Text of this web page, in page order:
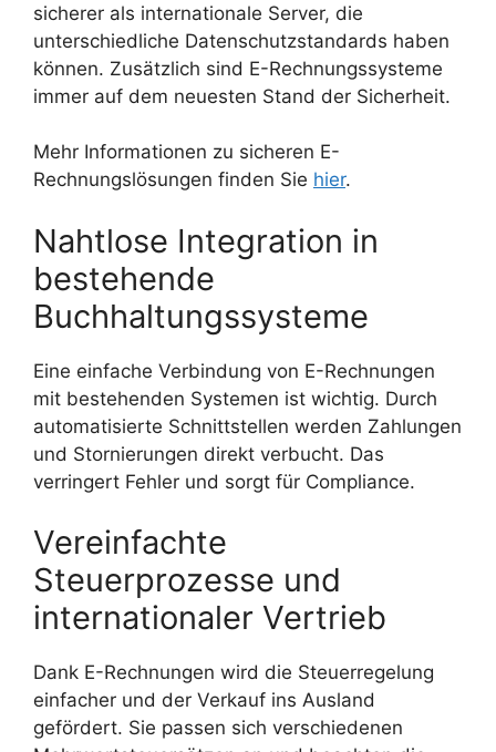
sicherer als internationale Server, die
unterschiedliche Datenschutzstandards haben
können. Zusätzlich sind E-Rechnungssysteme
immer auf dem neuesten Stand der Sicherheit.
Mehr Informationen zu sicheren E-
Rechnungslösungen finden Sie hier.
Nahtlose Integration in
bestehende
Buchhaltungssysteme
Eine einfache Verbindung von E-Rechnungen
mit bestehenden Systemen ist wichtig. Durch
automatisierte Schnittstellen werden Zahlungen
und Stornierungen direkt verbucht. Das
verringert Fehler und sorgt für Compliance.
Vereinfachte
Steuerprozesse und
internationaler Vertrieb
Dank E-Rechnungen wird die Steuerregelung
einfacher und der Verkauf ins Ausland
gefördert. Sie passen sich verschiedenen